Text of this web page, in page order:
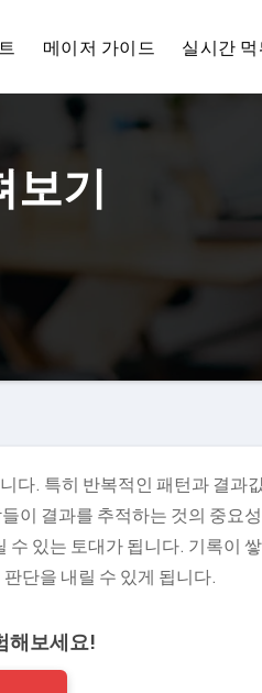
메이저 가이드 실시간
보기
다. 특히 반복적인 패턴과 결과
이 결과를 추적하는 것의 중요
있는 토대가 됩니다. 기록이
단을 내릴 수 있게 됩니다.
해보세요!